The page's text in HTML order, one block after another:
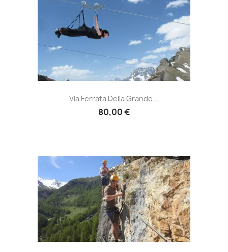
Via Ferrata Della Grande...
80,00 €